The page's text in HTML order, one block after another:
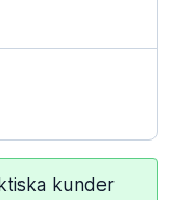
kunder